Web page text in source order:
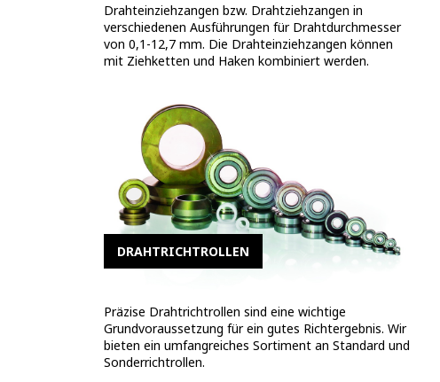
Drahteinziehzangen bzw. Drahtziehzangen in
verschiedenen Ausführungen für Drahtdurchmesser
von 0,1-12,7 mm. Die Drahteinziehzangen können
mit Ziehketten und Haken kombiniert werden.
DRAHTRICHTROLLEN
Präzise Drahtrichtrollen sind eine wichtige
Grundvoraussetzung für ein gutes Richtergebnis. Wir
bieten ein umfangreiches Sortiment an Standard und
Sonderrichtrollen.